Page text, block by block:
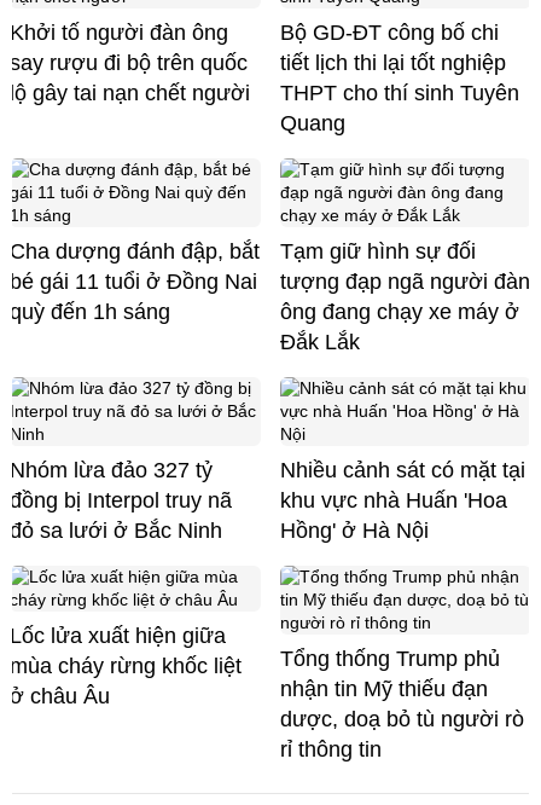
Khởi tố người đàn ông
say rượu đi bộ trên quốc
lộ gây tai nạn chết người
Bộ GD-ĐT công bố chi
tiết lịch thi lại tốt nghiệp
THPT cho thí sinh Tuyên
Quang
Cha dượng đánh đập, bắt
bé gái 11 tuổi ở Đồng Nai
quỳ đến 1h sáng
Tạm giữ hình sự đối
tượng đạp ngã người đàn
ông đang chạy xe máy ở
Đắk Lắk
Nhóm lừa đảo 327 tỷ
đồng bị Interpol truy nã
đỏ sa lưới ở Bắc Ninh
Nhiều cảnh sát có mặt tại
khu vực nhà Huấn 'Hoa
Hồng' ở Hà Nội
Lốc lửa xuất hiện giữa
mùa cháy rừng khốc liệt
ở châu Âu
Tổng thống Trump phủ
nhận tin Mỹ thiếu đạn
dược, doạ bỏ tù người rò
rỉ thông tin